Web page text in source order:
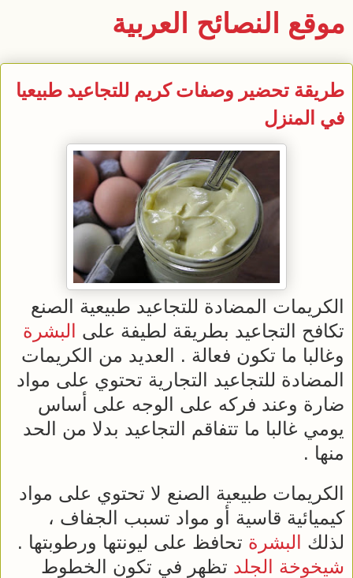
موقع النصائح العربية
طريقة تحضير وصفات كريم للتجاعيد طبيعيا
في المنزل
الكريمات المضادة للتجاعيد طبيعية الصنع
تكافح التجاعيد بطريقة لطيفة على البشرة
وغالبا ما تكون فعالة . العديد من الكريمات
المضادة للتجاعيد التجارية تحتوي على مواد
ضارة وعند فركه على الوجه على أساس
يومي غالبا ما تتفاقم التجاعيد بدلا من الحد
منها .
الكريمات طبيعية الصنع لا تحتوي على مواد
كيميائية قاسية أو مواد تسبب الجفاف ،
لذلك البشرة تحافظ على ليونتها ورطوبتها .
شيخوخة الجلد تظهر في تكون الخطوط